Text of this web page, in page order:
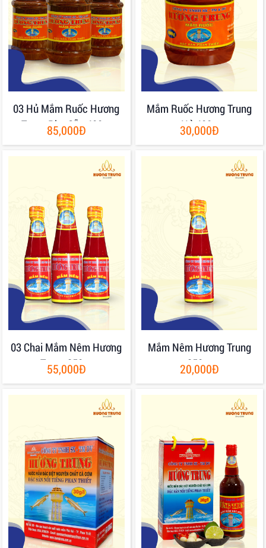
03 Hủ Mắm Ruốc Hương
Trung Pha Sẵn 400gr
85,000Đ
Mắm Ruốc Hương Trung
Hủ 400g
30,000Đ
03 Chai Mắm Nêm Hương
Trung 250gr
55,000Đ
Mắm Nêm Hương Trung
250gr
20,000Đ